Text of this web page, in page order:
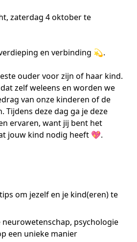
zaterdag 4 oktober te
en verbinding 💫.
ouder voor zijn of haar kind.
zelf weleens en worden we
van onze kinderen of de
Tijdens deze dag ga je deze
ervaren, want jij bent het
jouw kind nodig heeft 💖.
om jezelf en je kind(eren) te
neurowetenschap, psychologie
een unieke manier